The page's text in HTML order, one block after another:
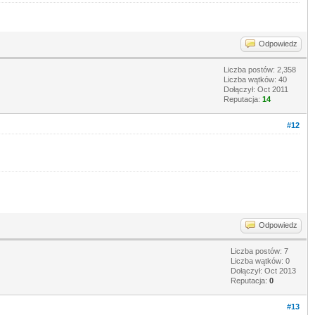
Odpowiedz
Liczba postów: 2,358
Liczba wątków: 40
Dołączył: Oct 2011
Reputacja: 14
#12
Odpowiedz
Liczba postów: 7
Liczba wątków: 0
Dołączył: Oct 2013
Reputacja: 0
#13